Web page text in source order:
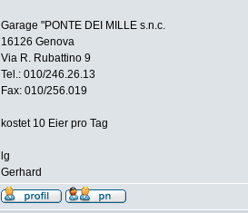
Garage "PONTE DEI MILLE s.n.c.
16126 Genova
Via R. Rubattino 9
Tel.: 010/246.26.13
Fax: 010/256.019
kostet 10 Eier pro Tag
lg
Gerhard